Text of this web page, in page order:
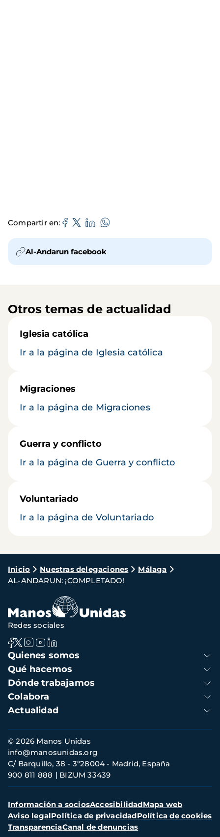
Compartir en
Al-Andarun facebook
Otros temas de actualidad
Iglesia católica
Ir a la página de Iglesia católica
Migraciones
Ir a la página de Migraciones
Guerra y conflicto
Ir a la página de Guerra y conflicto
Voluntariado
Ir a la página de Voluntariado
Ruta
de
navegación
Inicio Nuestras delegaciones
Málaga
AL-ANDARUN: ¡COMPLETADO!
Navegación
principal
Quienes somos
Qué hacemos
Dónde trabajamos
Colabora
Actualidad
Redes sociales
Información
de
contacto
© 2026 Manos Unidas
C/ Barquillo, 38 - 3º28004 - Madrid, España
900 811 888
BIZUM 33439
info@manosunidas.org
Menú
secundario
Información a sociosAccesibilidadMapa web
Aviso legalPolítica de privacidadPolítica de cookies
TransparenciaCanal de denuncias